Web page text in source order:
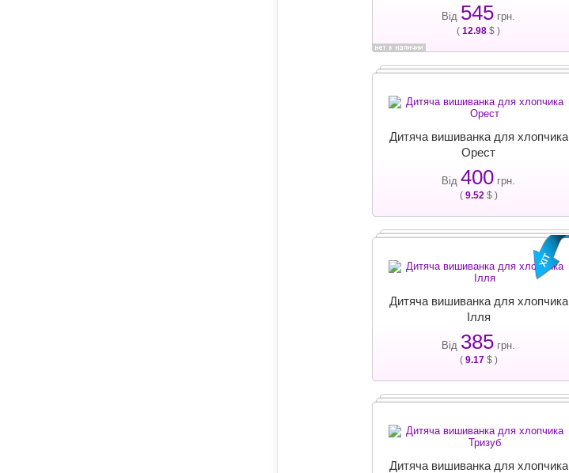
Від 545 грн.
( 12.98 $ )
Дитяча вишиванка для хлопчика
Орест
Від 400 грн.
( 9.52$ )
Дитяча вишиванка для хлопчика
Ілля
Від 385 грн.
( 9.17$ )
Дитяча вишиванка для хлопчика